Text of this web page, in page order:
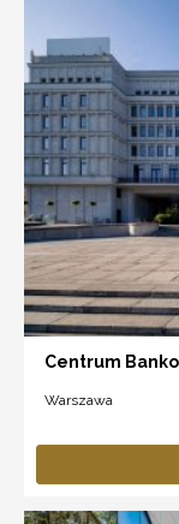
Centrum
Warszawa